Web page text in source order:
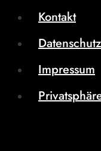
Kontakt
Impressum